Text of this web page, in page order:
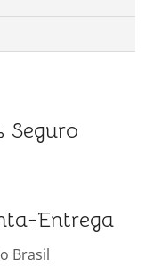
Seguro
Entrega
Brasil